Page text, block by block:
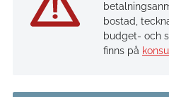
bostad,
budget- och
finns på